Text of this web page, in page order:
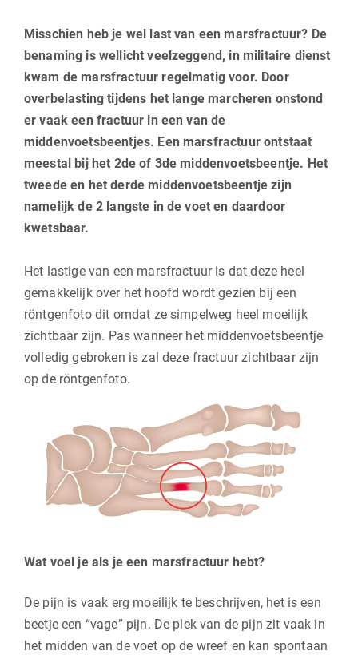
Misschien heb je wel last van een marsfractuur? De
benaming is wellicht veelzeggend, in militaire dienst
kwam de marsfractuur regelmatig voor. Door
overbelasting tijdens het lange marcheren onstond
er vaak een fractuur in een van de
middenvoetsbeentjes. Een marsfractuur ontstaat
meestal bij het 2de of 3de middenvoetsbeentje. Het
tweede en het derde middenvoetsbeentje zijn
namelijk de 2 langste in de voet en daardoor
kwetsbaar.
Het lastige van een marsfractuur is dat deze heel
gemakkelijk over het hoofd wordt gezien bij een
röntgenfoto dit omdat ze simpelweg heel moeilijk
zichtbaar zijn. Pas wanneer het middenvoetsbeentje
volledig gebroken is zal deze fractuur zichtbaar zijn
op de röntgenfoto.
Wat voel je als je een marsfractuur hebt?
De pijn is vaak erg moeilijk te beschrijven, het is een
beetje een “vage” pijn. De plek van de pijn zit vaak in
het midden van de voet op de wreef en kan spontaan